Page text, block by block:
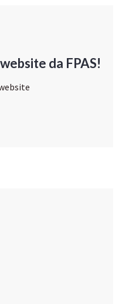
da FPAS!